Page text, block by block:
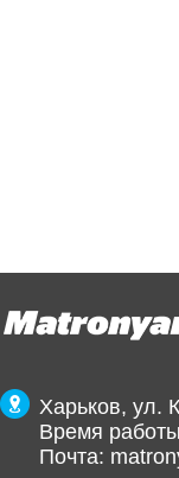
Харьков, ул.
Время
Почта: